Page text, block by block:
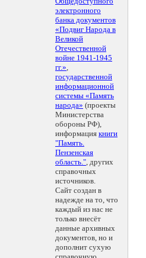
электронного
банка документов
«Подвиг Народа в
Великой
Отечественной
войне 1941-1945
гг.»,
государственной
информационной
системы «Память
народа» (проекты
Министерства
обороны РФ),
информация книги
"Память.
Пензенская
область.", других
справочных
источников.
Сайт создан в
надежде на то, что
каждый из нас не
только внесёт
данные архивных
документов, но и
дополнит сухую